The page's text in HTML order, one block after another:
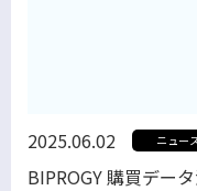
2025.06.02 ニュー
BIPROGY 購買デー